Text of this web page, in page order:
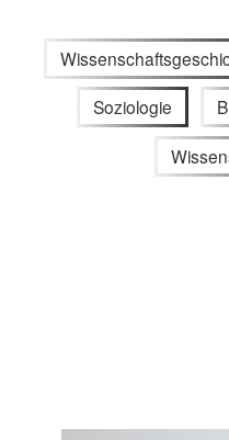
Soziologie